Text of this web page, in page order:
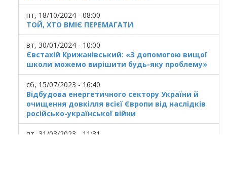
пт, 18/10/2024 - 08:00
ТОЙ, ХТО ВМІЄ ПЕРЕМАГАТИ
вт, 30/01/2024 - 10:00
Євстахій Крижанівський: «З допомогою вищої
школи можемо вирішити будь-яку проблему»
сб, 15/07/2023 - 16:40
Відбудова енергетичного сектору України й
очищення довкілля всієї Європи від наслідків
російсько-української війни
пт, 31/03/2023 - 11:31